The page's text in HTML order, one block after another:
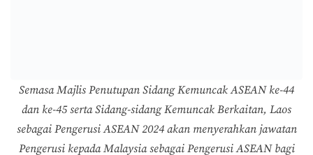
Semasa Majlis Penutupan Sidang Kemuncak ASEAN ke-44
dan ke-45 serta Sidang-sidang Kemuncak Berkaitan, Laos
sebagai Pengerusi ASEAN 2024 akan menyerahkan jawatan
Pengerusi kepada Malaysia sebagai Pengerusi ASEAN bagi